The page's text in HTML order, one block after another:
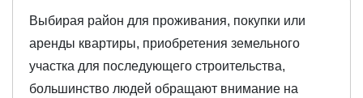
Выбирая район для проживания, покупки или
аренды квартиры, приобретения земельного
участка для последующего строительства,
большинство людей обращают внимание на